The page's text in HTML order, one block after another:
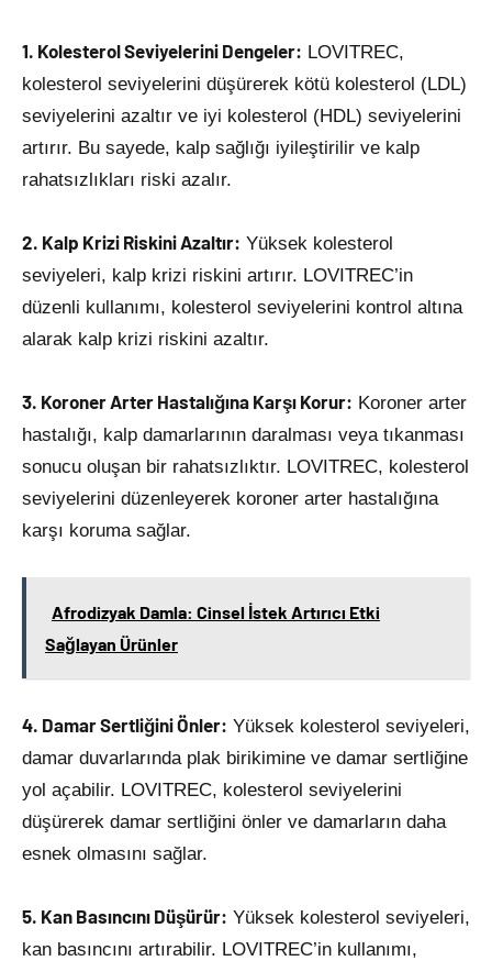
1. Kolesterol Seviyelerini Dengeler: LOVITREC,
kolesterol seviyelerini düşürerek kötü kolesterol (LDL)
seviyelerini azaltır ve iyi kolesterol (HDL) seviyelerini
artırır. Bu sayede, kalp sağlığı iyileştirilir ve kalp
rahatsızlıkları riski azalır.
2. Kalp Krizi Riskini Azaltır: Yüksek kolesterol
seviyeleri, kalp krizi riskini artırır. LOVITREC’in
düzenli kullanımı, kolesterol seviyelerini kontrol altına
alarak kalp krizi riskini azaltır.
3. Koroner Arter Hastalığına Karşı Korur: Koroner arter
hastalığı, kalp damarlarının daralması veya tıkanması
sonucu oluşan bir rahatsızlıktır. LOVITREC, kolesterol
seviyelerini düzenleyerek koroner arter hastalığına
karşı koruma sağlar.
Afrodizyak Damla: Cinsel İstek Artırıcı Etki
Sağlayan Ürünler
4. Damar Sertliğini Önler: Yüksek kolesterol seviyeleri,
damar duvarlarında plak birikimine ve damar sertliğine
yol açabilir. LOVITREC, kolesterol seviyelerini
düşürerek damar sertliğini önler ve damarların daha
esnek olmasını sağlar.
5. Kan Basıncını Düşürür: Yüksek kolesterol seviyeleri,
kan basıncını artırabilir. LOVITREC’in kullanımı,